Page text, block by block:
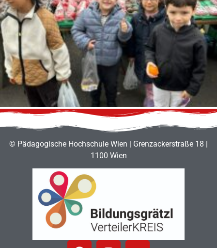
© Pädagogische Hochschule Wien | Grenzackerstraße 18 |
1100 Wien